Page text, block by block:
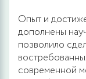
Опыт и
дополнены
позволило
современной